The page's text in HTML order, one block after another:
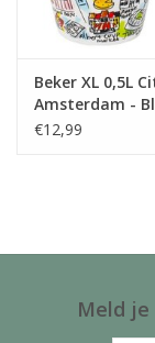
Thee, Koffie & wat
Wenskaarten
Beker XL 0,5L
Amsterdam -
Amsterdam
€12,99
Meld